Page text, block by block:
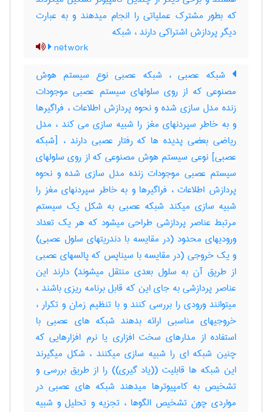
که بطور مشترک عملیاتی را انجام میدهند و به عبارت
دیگر پردازش اشتراکی دارند ، ‌شبکه
network
شبکه عصبی ، شبکه عصبی نوع سیستم هوش
مصنوعی که از روی سلولهای سیستم عصبی موجودات
زنده مدل سازی شده و نحوه پردازش اطلاعات ، فراگیرها
و به خاطر سپردنهای مغز را شبیه سازی می کند ، مدل
ریاضی بعضی پدیده ها که رفتار عصبی دارند ، [شبکه
عصبی] نوعی سیستم هوش مصنوعی که از روی سلولهای
سیستم عصبی موجودات زنده مدل سازی شده و نحوه
پردازش اطلاعات ، فراگیرها و به خاطر سپردنهای مغز را
شبیه سازی میکند شبکه عصبی به شکل یک سیستم
مرتبط عناصر پردازشی طراحی میشود که هر یک تعداد
ورودیهای محدود (در مقایسه با دندریتهای سلول عصبی)
و یک خروجی (در مقایسه با سیناپس که پالسهای عصبی
از طریق آن به سلول بعدی منتقل میشوند) دارند این
عناصر پردازشی به جای این که قابل برنامه ریزی باشند ،
میتوانند ورودی را بررسی کنند و با تنظیم زمان و تکرار ،
خروجیهای مناسبی ارائه بدهند شبکه های عصبی با
استفاده از مدارهای سخت افزاری یا نرم افزارهایی که
چنین شبکه ای را شبیه سازی میکنند ، شکل میگیرند
این شبکه ها قابلیت ((یاد گیری)) را از طریق بررسی و
تشخیص به کامپیوترها میدهند شبکه های عصبی در
مواردی چون تشخیص الگوها ، تجزیه و تحلیل و شبیه